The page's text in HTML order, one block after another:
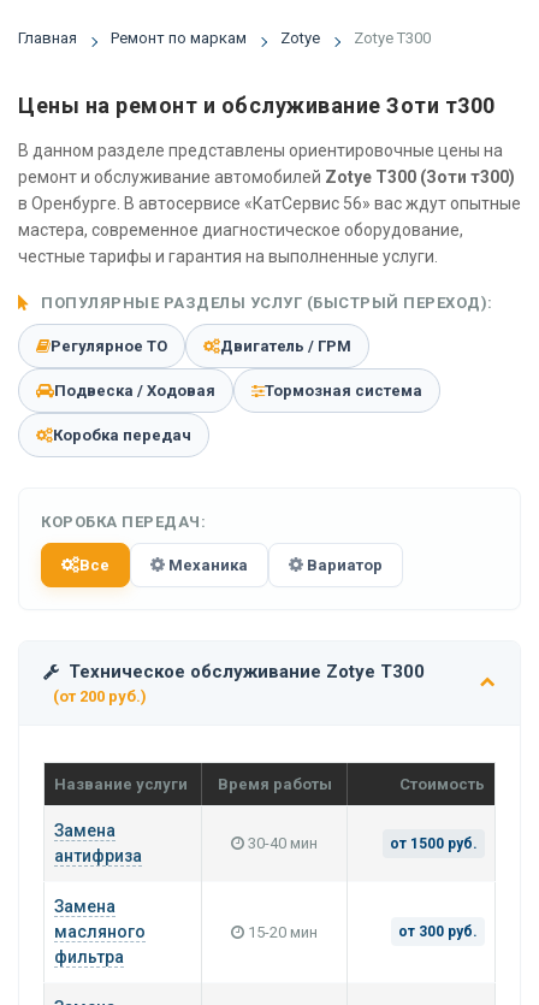
Главная Ремонт по маркам Zotye Zotye T300
Цены на ремонт и обслуживание Зоти т300
В данном разделе представлены ориентировочные цены на
ремонт и обслуживание автомобилей Zotye T300 (Зоти т300)
в Оренбурге. В автосервисе «КатСервис 56» вас ждут опытные
мастера, современное диагностическое оборудование,
честные тарифы и гарантия на выполненные услуги.
ПОПУЛЯРНЫЕ РАЗДЕЛЫ УСЛУГ (БЫСТРЫЙ ПЕРЕХОД):
Регулярное ТО Двигатель / ГРМ
Подвеска / Ходовая Тормозная система
Коробка передач
КОРОБКА ПЕРЕДАЧ:
Все Механика Вариатор
Техническое обслуживание Zotye T300
(от 200 руб.)
Название услуги Время работы Стоимость
Замена
антифриза
30-40 мин от 1500 руб.
Замена
масляного
фильтра
15-20 мин от 300 руб.